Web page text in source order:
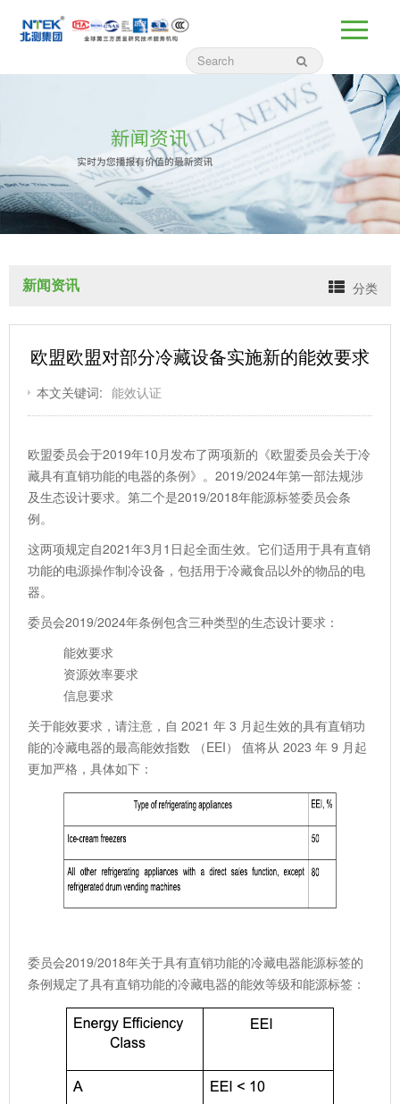
新闻资讯 分类
欧盟欧盟对部分冷藏设备实施新的能效要求
本文关键词: 能效认证
欧盟委员会于2019年10月发布了两项新的《欧盟委员会关于冷
藏具有直销功能的电器的条例》。2019/2024年第一部法规涉
及生态设计要求。第二个是2019/2018年能源标签委员会条
例。
这两项规定自2021年3月1日起全面生效。它们适用于具有直销
功能的电源操作制冷设备，包括用于冷藏食品以外的物品的电
器。
委员会2019/2024年条例包含三种类型的生态设计要求：
能效要求
资源效率要求
信息要求
关于能效要求，请注意，自 2021 年 3 月起生效的具有直销功
能的冷藏电器的最高能效指数 （EEI） 值将从 2023 年 9 月起
更加严格，具体如下：
委员会2019/2018年关于具有直销功能的冷藏电器能源标签的
条例规定了具有直销功能的冷藏电器的能效等级和能源标签：